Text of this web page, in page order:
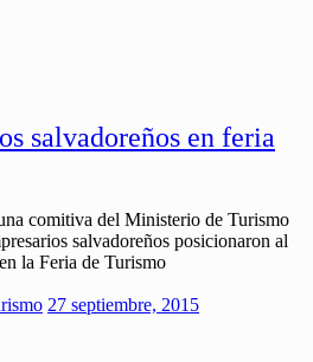
salvadoreños en feria
comitiva del Ministerio de Turismo
salvadoreños posicionaron al
la Feria de Turismo
27 septiembre, 2015